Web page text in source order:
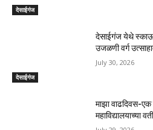
देसाईगंज
देसाईगंज
देसाईगंज येथे
उजळणी वर्ग
July 30, 2026
माझा वाढदिवस-
महाविद्यालयाच्या